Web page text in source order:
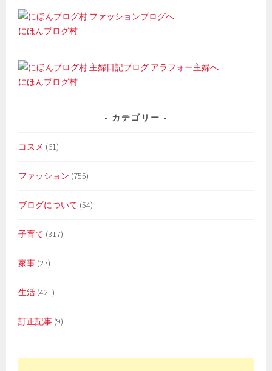
にほんブログ村
にほんブログ村
カテゴリー
コスメ (61)
ファッション (755)
ブログについて (54)
子育て (317)
家事 (27)
生活 (421)
訂正記事 (9)